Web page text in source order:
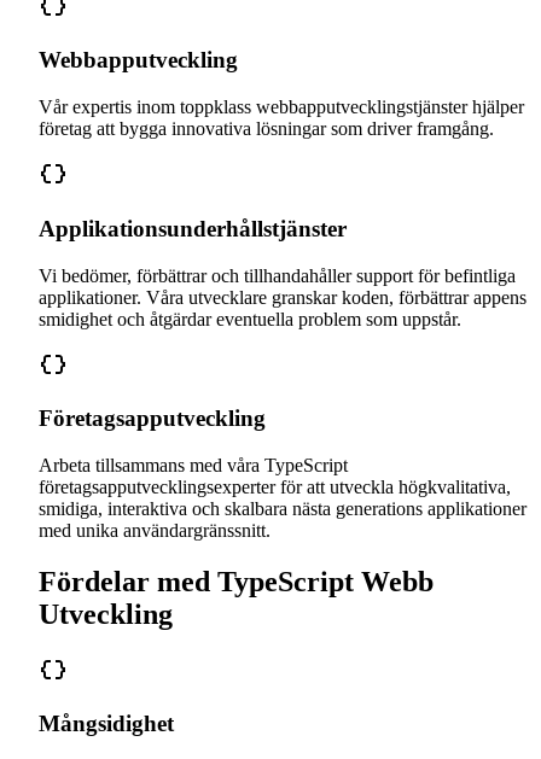
Webbapputveckling
Vår expertis inom toppklass webbapputvecklingstjänster hjälper
företag att bygga innovativa lösningar som driver framgång.
Applikationsunderhållstjänster
Vi bedömer, förbättrar och tillhandahåller support för befintliga
applikationer. Våra utvecklare granskar koden, förbättrar appens
smidighet och åtgärdar eventuella problem som uppstår.
Företagsapputveckling
Arbeta tillsammans med våra TypeScript
företagsapputvecklingsexperter för att utveckla högkvalitativa,
smidiga, interaktiva och skalbara nästa generations applikationer
med unika användargränssnitt.
Fördelar med TypeScript Webb
Utveckling
Mångsidighet